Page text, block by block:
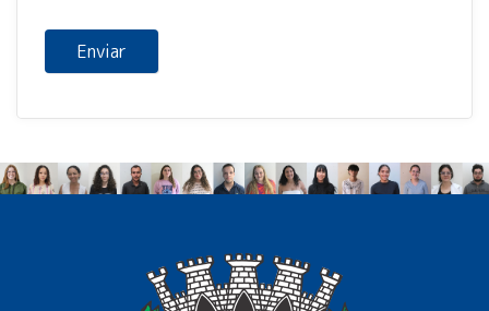
Enviar